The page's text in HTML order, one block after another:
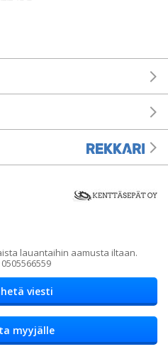
lauantaihin aamusta iltaan.
viesti
myyjälle